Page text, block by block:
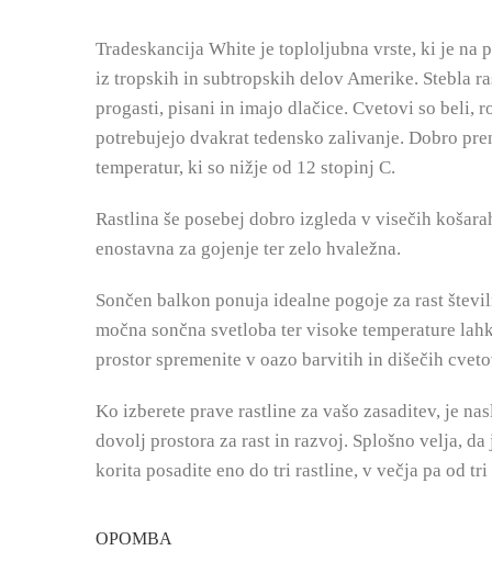
Tradeskancija White je toploljubna vrste, ki je na
iz tropskih in subtropskih delov Amerike. Stebla
progasti, pisani in imajo dlačice. Cvetovi so beli,
potrebujejo dvakrat tedensko zalivanje. Dobro
temperatur, ki so nižje od 12 stopinj C.
Rastlina še posebej dobro izgleda v visečih
enostavna za gojenje ter zelo hvaležna.
Sončen balkon ponuja idealne pogoje za rast
močna sončna svetloba ter visoke temperature
prostor spremenite v oazo barvitih in dišečih
Ko izberete prave rastline za vašo zasaditev, je
dovolj prostora za rast in razvoj. Splošno velja,
korita posadite eno do tri rastline, v večja pa od
OPOMBA